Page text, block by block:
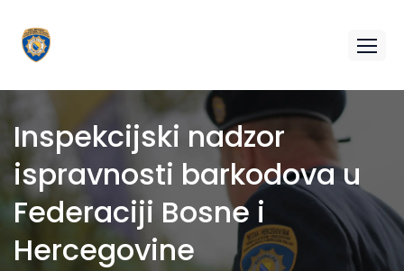
Inspekcijski nadzor
ispravnosti barkodova u
Federaciji Bosne i
Hercegovine